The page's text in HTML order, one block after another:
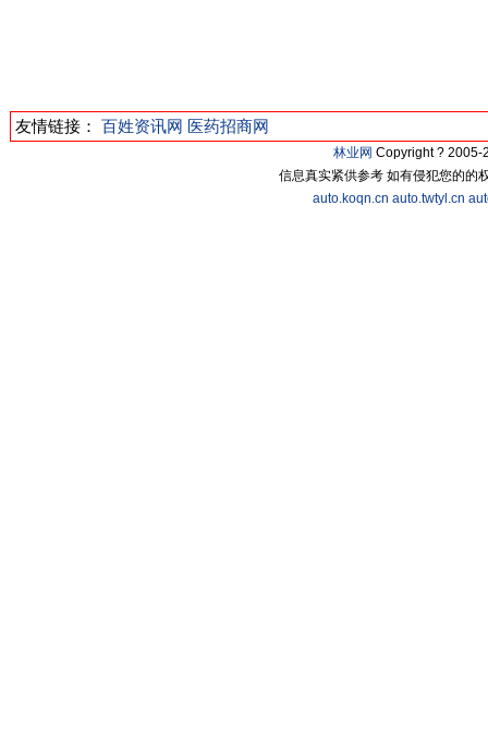
友情链接： 百姓资讯网 医药招商网
林业网 Copyright ? 2005-
信息真实紧供参考 如有侵犯您的的
auto.koqn.cn auto.twtyl.cn